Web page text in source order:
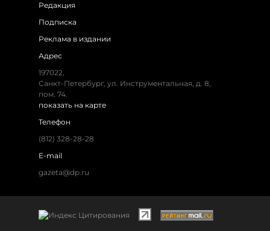
Редакция
Подписка
Реклама в издании
Адрес
197022,
Санкт-Петербург, ул. Инструментальная, д. 8,
пом. 74.
показать на карте
Телефон
(812) 328-28-28
E-mail
gazeta@dp.ru